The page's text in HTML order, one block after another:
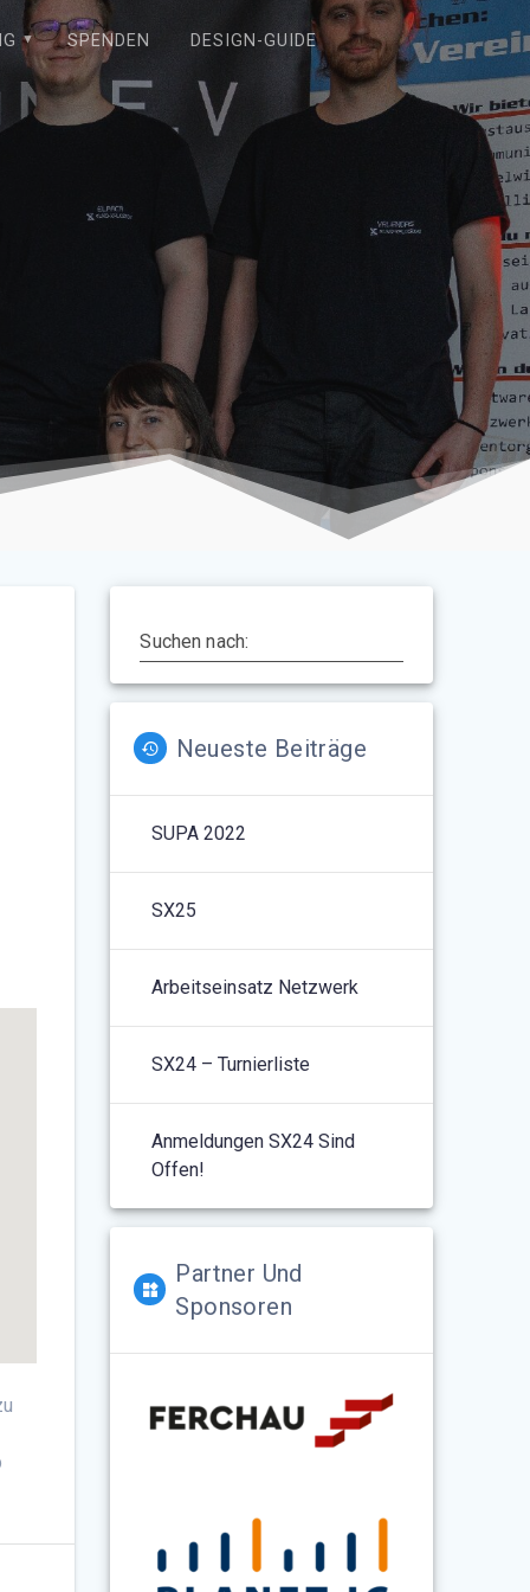
SPENDEN DESIGN-GUIDE
Outlook Live
Suchen nach:
Neueste Beiträge
SUPA 2022
SX25
Arbeitseinsatz Netzwerk
SX24 – Turnierliste
Anmeldungen SX24 Sind
Offen!
Partner Und
Sponsoren